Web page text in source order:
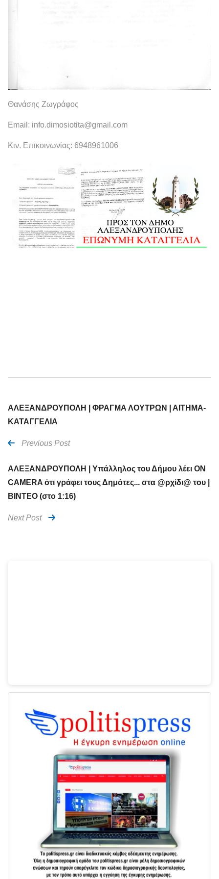
Θανάσης Ζωγράφος
Email: info.dimosiotita@gmail.com
Κιν. Επικοινωνίας: 6948961006
ΑΛΕΞΑΝΔΡΟΥΠΟΛΗ | ΦΡΑΓΜΑ ΛΟΥΤΡΩΝ | ΑΙΤΗΜΑ-
ΚΑΤΑΓΓΕΛΙΑ
Previous Post
ΑΛΕΞΑΝΔΡΟΥΠΟΛΗ | Υπάλληλος του Δήμου λέει ON
CAMERA ότι γράφει τους Δημότες... στα @ρχίδι@ του |
ΒΙΝΤΕΟ (στο 1:16)
Next Post